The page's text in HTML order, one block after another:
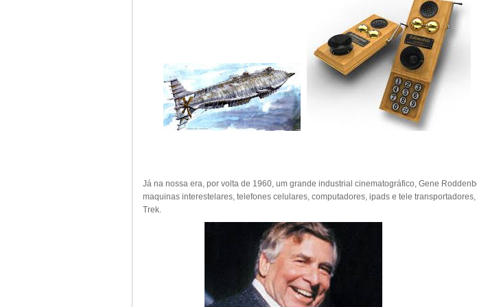
Já na nossa era, por volta de 1960, um grande industrial cinematográfico, Gene
maquinas interestelares, telefones celulares, computadores, ipads e tele
Trek.